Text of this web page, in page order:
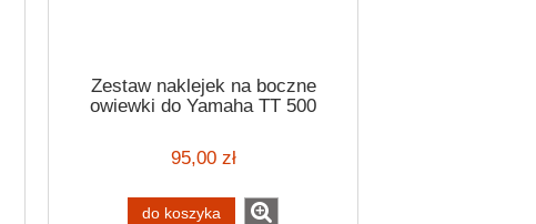
Zestaw naklejek na boczne
owiewki do Yamaha TT 500
95,00 zł
do koszyka